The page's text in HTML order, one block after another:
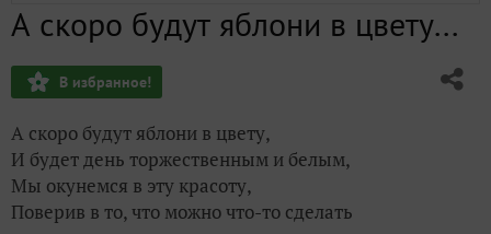
Приглашаю в Город сказов
Моя инопланетянка
А скоро будут яблони в цвету...
В избранное!
А скоро будут яблони в цвету,
И будет день торжественным и белым,
Мы окунемся в эту красоту,
Поверив в то, что можно что-то сделать